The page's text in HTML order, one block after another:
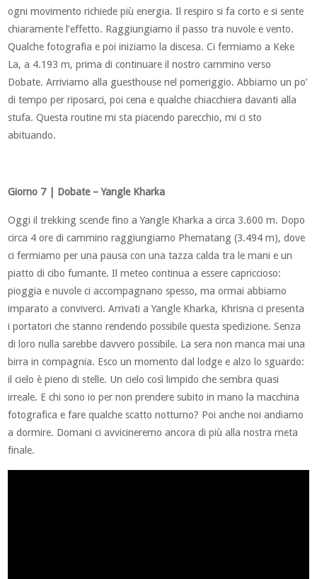
ogni movimento richiede più energia. Il respiro si fa corto e si sente
chiaramente l’effetto. Raggiungiamo il passo tra nuvole e vento.
Qualche fotografia e poi iniziamo la discesa. Ci fermiamo a Keke
La, a 4.193 m, prima di continuare il nostro cammino verso
Dobate. Arriviamo alla guesthouse nel pomeriggio. Abbiamo un po’
di tempo per riposarci, poi cena e qualche chiacchiera davanti alla
stufa. Questa routine mi sta piacendo parecchio, mi ci sto
abituando.
Giorno 7 | Dobate – Yangle Kharka
Oggi il trekking scende fino a Yangle Kharka a circa 3.600 m. Dopo
circa 4 ore di cammino raggiungiamo Phematang (3.494 m), dove
ci fermiamo per una pausa con una tazza calda tra le mani e un
piatto di cibo fumante. Il meteo continua a essere capriccioso:
pioggia e nuvole ci accompagnano spesso, ma ormai abbiamo
imparato a conviverci. Arrivati a Yangle Kharka, Khrisna ci presenta
i portatori che stanno rendendo possibile questa spedizione. Senza
di loro nulla sarebbe davvero possibile. La sera non manca mai una
birra in compagnia. Esco un momento dal lodge e alzo lo sguardo:
il cielo è pieno di stelle. Un cielo così limpido che sembra quasi
irreale. E chi sono io per non prendere subito in mano la macchina
fotografica e fare qualche scatto notturno? Poi anche noi andiamo
a dormire. Domani ci avvicineremo ancora di più alla nostra meta
finale.